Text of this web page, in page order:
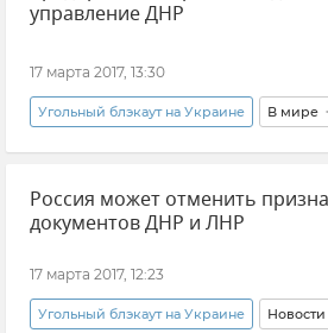
управление ДНР
17 марта 2017, 13:30
Угольный блэкаут на Украине В мире
Новости Ситуация на Украине
Россия может отменить
документов ДНР и ЛНР
17 марта 2017, 12:23
Угольный блэкаут на Украине Новости